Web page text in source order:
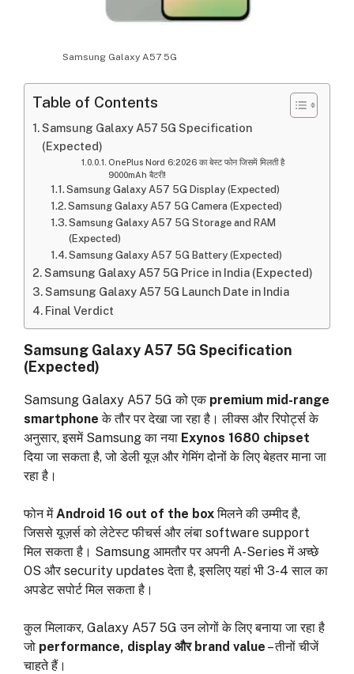
Samsung Galaxy A57 5G
Table of Contents
Samsung Galaxy A57 5G Specification
(Expected)
OnePlus Nord 6:2026 का बेस्ट फोन जिसमें मिलती है
9000mAh बैटरी!
Samsung Galaxy A57 5G Display (Expected)
Samsung Galaxy A57 5G Camera (Expected)
Samsung Galaxy A57 5G Storage and RAM
(Expected)
Samsung Galaxy A57 5G Battery (Expected)
Samsung Galaxy A57 5G Price in India (Expected)
Samsung Galaxy A57 5G Launch Date in India
Final Verdict
Samsung Galaxy A57 5G Specification
(Expected)
Samsung Galaxy A57 5G को एक premium mid-range
smartphone के तौर पर देखा जा रहा है। लीक्स और रिपोर्ट्स के
अनुसार, इसमें Samsung का नया Exynos 1680 chipset
दिया जा सकता है, जो डेली यूज़ और गेमिंग दोनों के लिए बेहतर माना जा
रहा है।
फोन मेंAndroid 16 out of the boxमिलने की उम्मीद है,
जिससे यूज़र्स को लेटेस्ट फीचर्स और लंबा software support
मिल सकता है। Samsung आमतौर पर अपनी A-Series में अच्छे
OS और security updates देता है, इसलिए यहां भी 3-4 साल का
अपडेट सपोर्ट मिल सकता है।
कुल मिलाकर, Galaxy A57 5G उन लोगों के लिए बनाया जा रहा है
जो performance, display और brand value – तीनों चीजें
चाहते हैं।